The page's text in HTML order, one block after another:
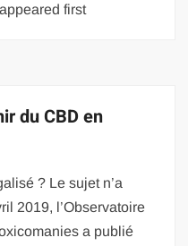
first
du CBD en
? Le sujet n’a
2019, l’Observatoire
a publié